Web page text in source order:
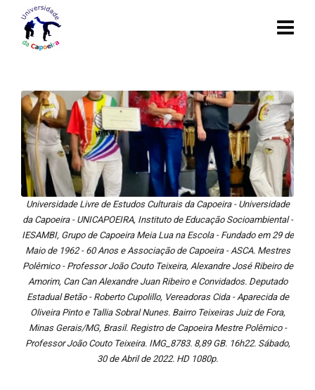
Universidade Livre de Estudos Culturais da Capoeira - Universidade
da Capoeira - UNICAPOEIRA, Instituto de Educação Socioambiental -
IESAMBI, Grupo de Capoeira Meia Lua na Escola - Fundado em 29 de
Maio de 1962 - 60 Anos e Associação de Capoeira - ASCA. Mestres
Polêmico - Professor João Couto Teixeira, Alexandre José Ribeiro de
Amorim, Can Can Alexandre Juan Ribeiro e Convidados. Deputado
Estadual Betão - Roberto Cupolillo, Vereadoras Cida - Aparecida de
Oliveira Pinto e Tallia Sobral Nunes. Bairro Teixeiras Juiz de Fora,
Minas Gerais/MG, Brasil. Registro de Capoeira Mestre Polêmico -
Professor João Couto Teixeira. IMG_8783. 8,89 GB. 16h22. Sábado,
30 de Abril de 2022. HD 1080p.